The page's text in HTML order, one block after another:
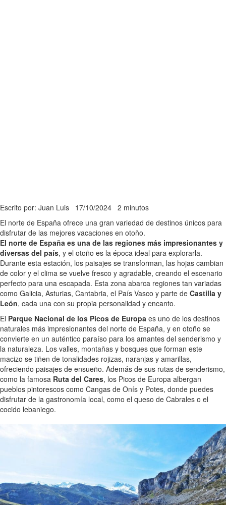
Escrito por: Juan Luis 17/10/2024 2 minutos
El norte de España ofrece una gran variedad de destinos únicos para
disfrutar de las mejores vacaciones en otoño.
El norte de España es una de las regiones más impresionantes y
diversas del país, y el otoño es la época ideal para explorarla.
Durante esta estación, los paisajes se transforman, las hojas cambian
de color y el clima se vuelve fresco y agradable, creando el escenario
perfecto para una escapada. Esta zona abarca regiones tan variadas
como Galicia, Asturias, Cantabria, el País Vasco y parte de Castilla y
León, cada una con su propia personalidad y encanto.
El Parque Nacional de los Picos de Europa es uno de los destinos
naturales más impresionantes del norte de España, y en otoño se
convierte en un auténtico paraíso para los amantes del senderismo y
la naturaleza. Los valles, montañas y bosques que forman este
macizo se tiñen de tonalidades rojizas, naranjas y amarillas,
ofreciendo paisajes de ensueño. Además de sus rutas de senderismo,
como la famosa Ruta del Cares, los Picos de Europa albergan
pueblos pintorescos como Cangas de Onís y Potes, donde puedes
disfrutar de la gastronomía local, como el queso de Cabrales o el
cocido lebaniego.